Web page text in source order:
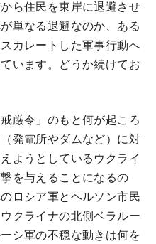
ら住民を東岸に退避させ
単なる退避なのか、ある
カレートした軍事行動へ
います。どうか続けてお
厳令」のもと何が起ころ
発電所やダムなど）に対
ようとしているウクライ
を与えることになるの
ロシア軍とヘルソン市民
クライナの北側ベラルー
シ軍の不穏な動きは何を